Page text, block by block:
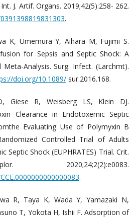
J. Artif. Organs. 2019;42(5):258- 262.
.
K, Umemura Y, Aihara M, Fujimi S.
for Sepsis and Septic Shock: A
Analysis. Surg. Infect. (Larchmt).
doi.org/10.1089/ sur.2016.168.
Giese R, Weisberg LS, Klein DJ.
Clearance in Endotoxemic Septic
Evaluating Use of Polymyxin B
Controlled Trial of Adults
Septic Shock (EUPHRATES) Trial. Crit.
2020;24;2(2):e0083.
.
R, Taya K, Wada Y, Yamazaki N,
T, Yokota H, Ishii F. Adsorption of